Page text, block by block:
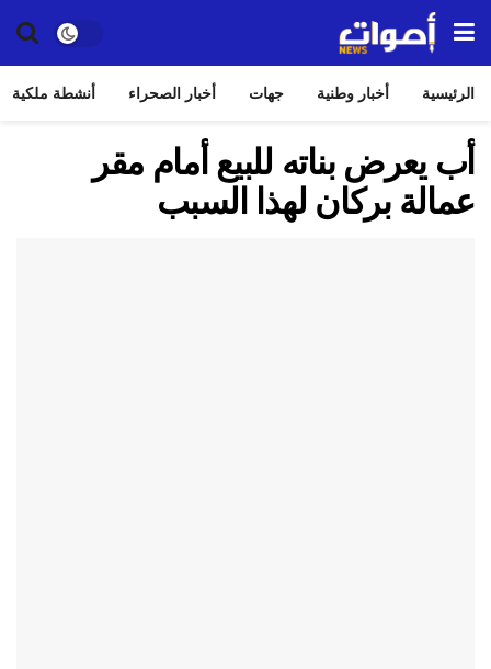
الرئيسية أخبار وطنية جهات أخبار الصحراء أنشطة ملكية
أب يعرض بناته للبيع أمام مقر
عمالة بركان لهذا السبب